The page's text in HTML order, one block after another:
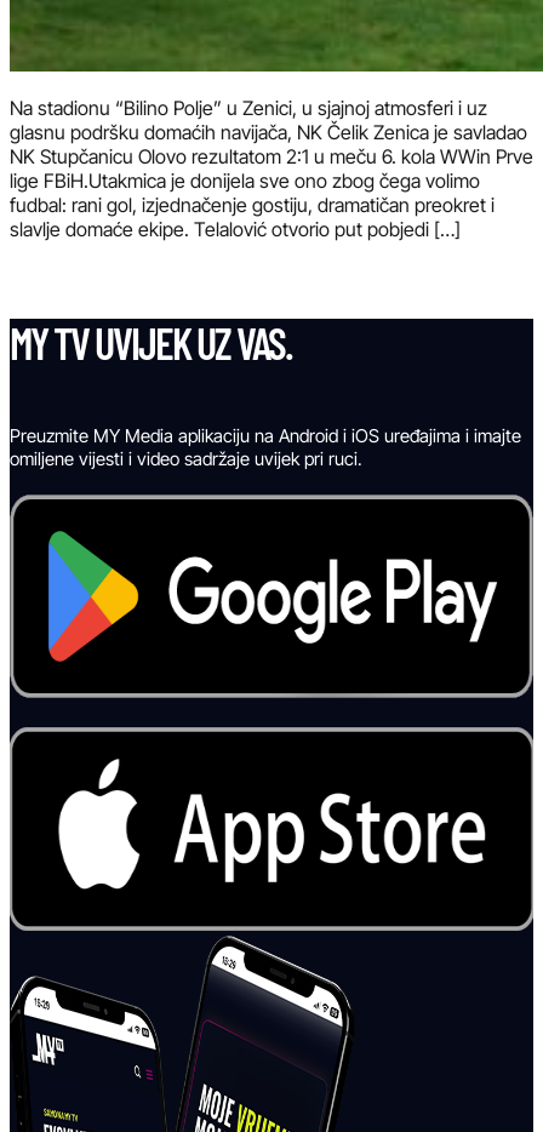
Na stadionu “Bilino Polje” u Zenici, u sjajnoj atmosferi i uz
glasnu podršku domaćih navijača, NK Čelik Zenica je savladao
NK Stupčanicu Olovo rezultatom 2:1 u meču 6. kola WWin Prve
lige FBiH.Utakmica je donijela sve ono zbog čega volimo
fudbal: rani gol, izjednačenje gostiju, dramatičan preokret i
slavlje domaće ekipe. Telalović otvorio put pobjedi […]
MY TV UVIJEK UZ VAS.
Preuzmite MY Media aplikaciju na Android i iOS uređajima i imajte
omiljene vijesti i video sadržaje uvijek pri ruci.